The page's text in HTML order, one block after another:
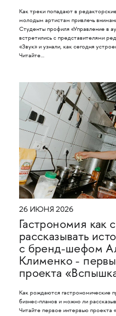
Как треки попадают в
молодым артистам привлечь
Студенты профиля «Управление в
встретились с представителями
«Звук» и узнали, как сегодня
Читайте…
26 ИЮНЯ 2026
Гастрономия как
рассказывать
с бренд-шефом
Клименко -
проекта
Как рождаются гастрономические
бизнес-планов и можно ли
Читайте первое интервью проекта